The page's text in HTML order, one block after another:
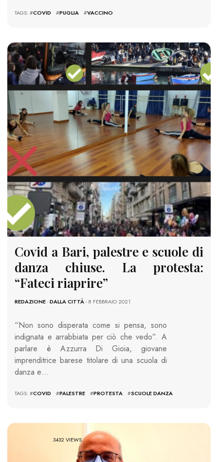
TAGS: #COVID #PUGLIA #VACCINO
2300 VIEWS
Covid a Bari, palestre e scuole di
danza chiuse. La protesta:
“Fateci riaprire”
REDAZIONE-DALLA CITTÀ- 8 FEBBRAIO 2021
“Non sono disperata come si pensa, sono
indignata e arrabbiata per ciò che vedo”. A
parlare è Azzurra Di Gioia, giovane
imprenditrice barese titolare di una scuola di
danza e…
TAGS: #COVID #PALESTRE #PROTESTA #SCUOLE DANZA
3432 VIEWS